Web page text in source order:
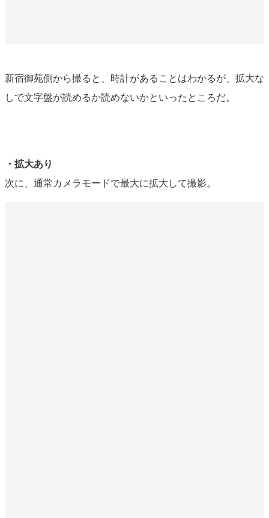
新宿御苑側から撮ると、時計があることはわかるが、拡大な
しで文字盤が読めるか読めないかといったところだ。
・拡大あり
次に、通常カメラモードで最大に拡大して撮影。